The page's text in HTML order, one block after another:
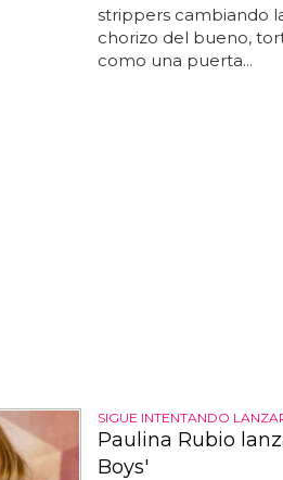
strippers cambiando
chorizo del bueno,
como una puerta...
SIGUE INTENTANDO
Paulina Rubio
Boys'